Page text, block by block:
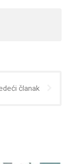
članak